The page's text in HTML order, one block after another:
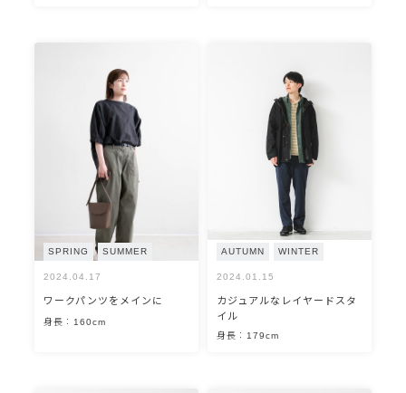
SPRING SUMMER
2024.04.17
ワークパンツをメインに
身長：160cm
AUTUMN WINTER
2024.01.15
カジュアルなレイヤードスタ
イル
身長：179cm